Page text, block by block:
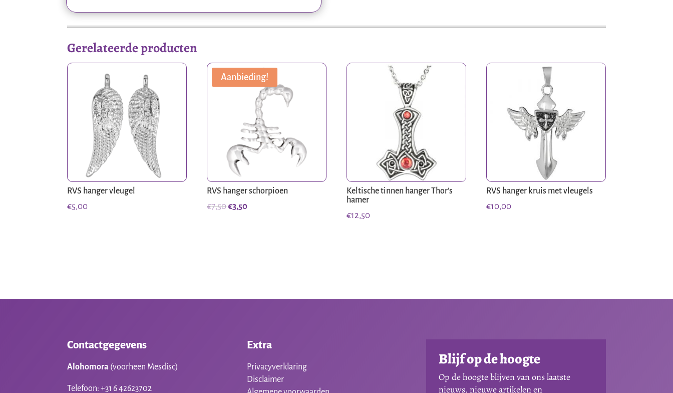
Gerelateerde producten
RVS hanger vleugel
€5,00
Aanbieding!
RVS hanger schorpioen
€7,50Oorspronkelijke
€3,50Huidige
Keltische tinnen hanger Thor’s
hamer
€12,50
RVS hanger kruis met vleugels
€10,00
Contactgegevens
Alohomora (voorheen Mesdisc)
Telefoon: +31 6 42623702
Extra
Privacyverklaring
Disclaimer
Blijf op de hoogte
Op de hoogte blijven van ons laatste
nieuws, nieuwe artikelen en